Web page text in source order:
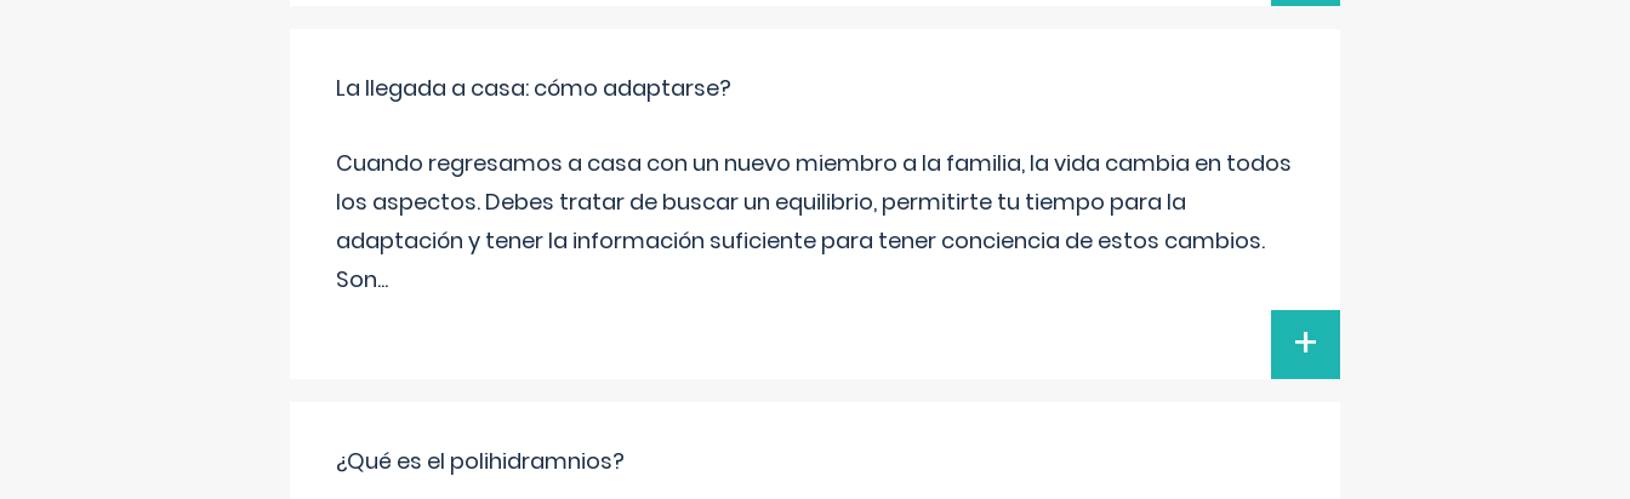
La llegada a casa: cómo adaptarse?
Cuando regresamos a casa con un nuevo miembro a la familia, la vida cambia en todos
los aspectos. Debes tratar de buscar un equilibrio, permitirte tu tiempo para la
adaptación y tener la información suficiente para tener conciencia de estos cambios.
Son...
+
¿Qué es el polihidramnios?